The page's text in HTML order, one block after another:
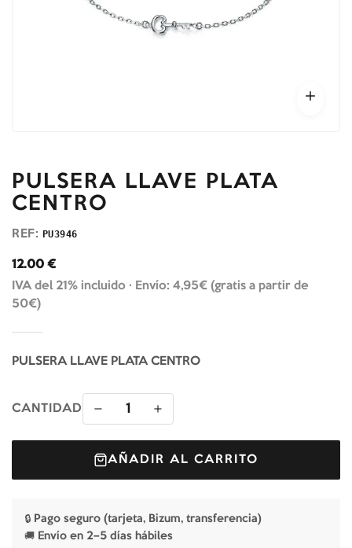
PULSERA LLAVE PLATA
CENTRO
REF: PU3946
12.00 €
IVA del 21% incluido · Envío: 4,95€ (gratis a partir de
50€)
PULSERA LLAVE PLATA CENTRO
CANTIDAD 1
AÑADIR AL CARRITO
🔒 Pago seguro (tarjeta, Bizum, transferencia)
🚚 Envío en 2–5 días hábiles